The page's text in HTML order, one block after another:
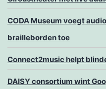
CODA Museum voegt
brailleborden toe
Connect2music helpt
DAISY consortium wint